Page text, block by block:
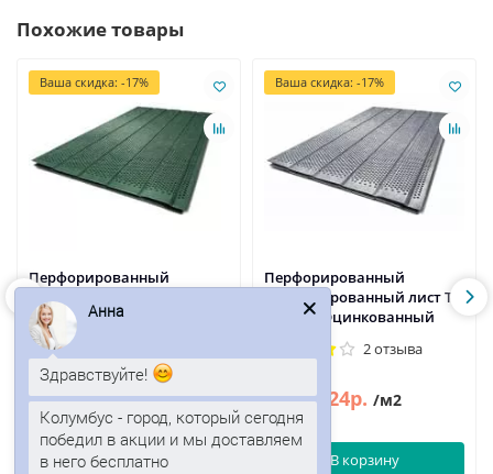
Похожие товары
Ваша скидка: -17%
Перфорированный
профилированный лист Т6-
1179-0,7 Полиуретан
1069р. 887р. /м2
В корзину
Ваша скидка: -17%
Перфорированный
профилированный лист Т6-
1179-0,5 Оцинкованный
2 отзыва
511р. 424р. /м2
В корзину
Анна
Здравствуйте!
Колумбус - город, который сегодня
победил в акции и мы доставляем
в него бесплатно